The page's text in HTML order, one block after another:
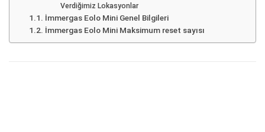
Verdiğimiz Lokasyonlar
İmmergas Eolo Mini Genel Bilgileri
İmmergas Eolo Mini Maksimum reset sayısı